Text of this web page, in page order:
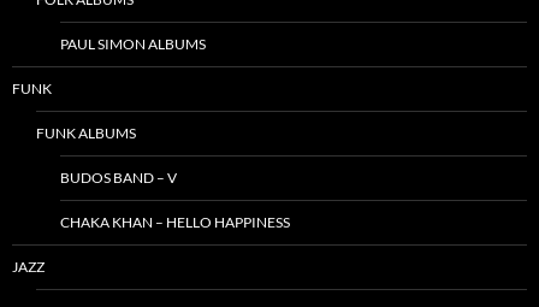
PAUL SIMON ALBUMS
FUNK
FUNK ALBUMS
BUDOS BAND – V
CHAKA KHAN – HELLO HAPPINESS
JAZZ